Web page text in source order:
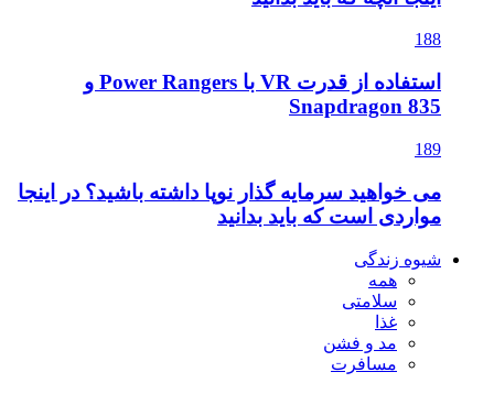
188
استفاده از قدرت VR با Power Rangers و
Snapdragon 835
189
می خواهید سرمایه گذار نوپا داشته باشید؟ در اینجا
مواردی است که باید بدانید
شیوه زندگی
همه
سلامتی
غذا
مد و فشن
مسافرت